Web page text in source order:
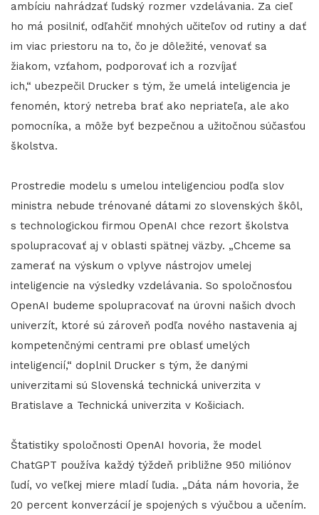
ambíciu nahrádzať ľudský rozmer vzdelávania. Za cieľ
ho má posilniť, odľahčiť mnohých učiteľov od rutiny a dať
im viac priestoru na to, čo je dôležité, venovať sa
žiakom, vzťahom, podporovať ich a rozvíjať
ich,“ ubezpečil Drucker s tým, že umelá inteligencia je
fenomén, ktorý netreba brať ako nepriateľa, ale ako
pomocníka, a môže byť bezpečnou a užitočnou súčasťou
školstva.
Prostredie modelu s umelou inteligenciou podľa slov
ministra nebude trénované dátami zo slovenských škôl,
s technologickou firmou OpenAI chce rezort školstva
spolupracovať aj v oblasti spätnej väzby. „Chceme sa
zamerať na výskum o vplyve nástrojov umelej
inteligencie na výsledky vzdelávania. So spoločnosťou
OpenAI budeme spolupracovať na úrovni našich dvoch
univerzít, ktoré sú zároveň podľa nového nastavenia aj
kompetenčnými centrami pre oblasť umelých
inteligencií,“ doplnil Drucker s tým, že danými
univerzitami sú Slovenská technická univerzita v
Bratislave a Technická univerzita v Košiciach.
Štatistiky spoločnosti OpenAI hovoria, že model
ChatGPT používa každý týždeň približne 950 miliónov
ľudí, vo veľkej miere mladí ľudia. „Dáta nám hovoria, že
20 percent konverzácií je spojených s výučbou a učením.